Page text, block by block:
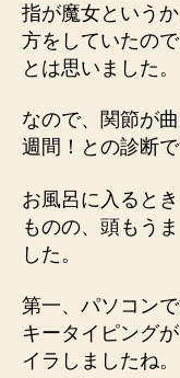
指が魔女という
方をしていたの
とは思いました。
なので、関節が
週間！との診断で
お風呂に入ると
ものの、頭もう
した。
第一、パソコン
キータイピング
イラしましたね。